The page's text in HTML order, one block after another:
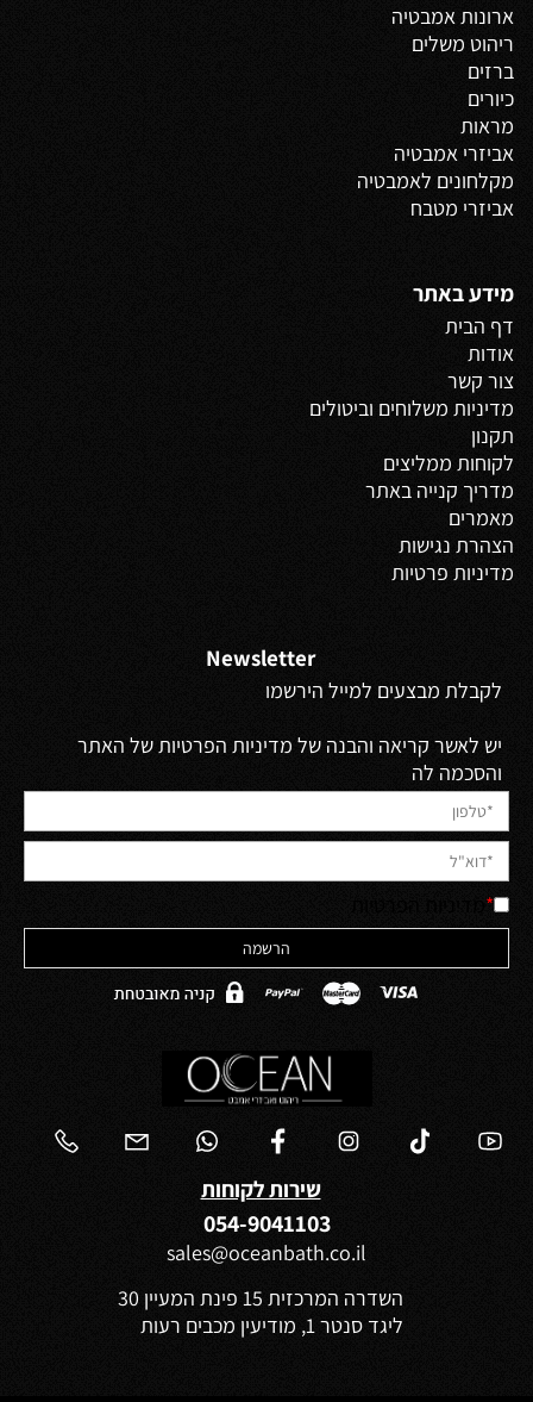
ארונות אמבטיה
ריהוט משלים
ברזים
כיורים
מראות
אביזרי אמבטיה
מקלחונים לאמבטיה
אביזרי מטבח
מידע באתר
דף הבית
אודות
צור קשר
מדיניות משלוחים וביטולים
תקנון
לקוחות ממליצים
מדריך קנייה באתר
מאמרים
הצהרת נגישות
מדיניות פרטיות
Newsletter
לקבלת מבצעים למייל הירשמו
יש לאשר קריאה והבנה של מדיניות הפרטיות של האתר
והסכמה לה
*
שירות לקוחות
054-9041103
sales@oceanbath.co.il
השדרה המרכזית 15 פינת המעיין 30
ליגד סנטר 1, מודיעין מכבים רעות